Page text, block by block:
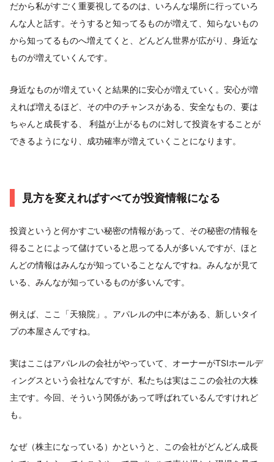
だから私がすごく重要視してるのは、いろんな場所に行っていろ
んな人と話す。そうすると知ってるものが増えて、知らないもの
から知ってるものへ増えてくと、どんどん世界が広がり、身近な
ものが増えていくんです。
身近なものが増えていくと結果的に安心が増えていく。安心が増
えれば増えるほど、その中のチャンスがある、安全なもの、要は
ちゃんと成長する、 利益が上がるものに対して投資をすることが
できるようになり、成功確率が増えていくことになります。
見方を変えればすべてが投資情報になる
投資というと何かすごい秘密の情報があって、その秘密の情報を
得ることによって儲けていると思ってる人が多いんですが、ほと
んどの情報はみんなが知っていることなんですね。みんなが見て
いる、みんなが知っているものが多いんです。
例えば、ここ「天狼院」。アパレルの中に本がある、新しいタイ
プの本屋さんですね。
実はここはアパレルの会社がやっていて、オーナーがTSIホールデ
ィングスという会社なんですが、私たちは実はここの会社の大株
主です。今回、そういう関係があって呼ばれているんですけれど
も。
なぜ（株主になっている）かというと、この会社がどんどん成長